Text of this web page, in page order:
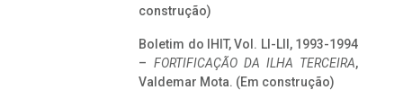
construção)
Boletim do IHIT, Vol. LI-LII, 1993-1994
– FORTIFICAÇÃO DA ILHA TERCEIRA,
Valdemar Mota. (Em construção)